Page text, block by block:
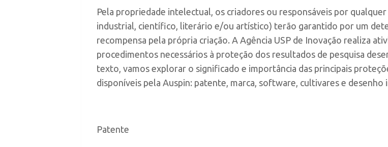
Pela propriedade intelectual, os criadores ou responsáveis por
industrial, científico, literário e/ou artístico) terão garantido por um
recompensa pela própria criação. A Agência USP de Inovação realiza
procedimentos necessários à proteção dos resultados de pesquisa
texto, vamos explorar o significado e importância das principais
disponíveis pela Auspin: patente, marca, software, cultivares e desenho
Patente